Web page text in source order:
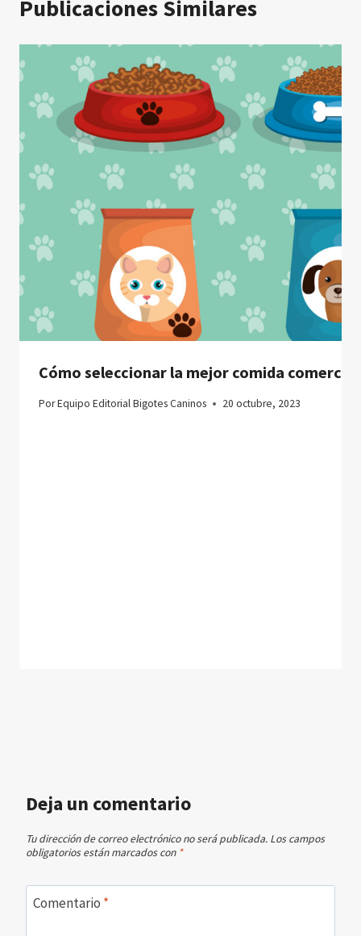
Publicaciones Similares
Cómo seleccionar la mejor comida
PorEquipo Editorial Bigotes Caninos 20 octubre, 2023
Deja un comentario
Tu dirección de correo electrónico no será publicada. Los campos
obligatorios están marcados con *
Comentario *